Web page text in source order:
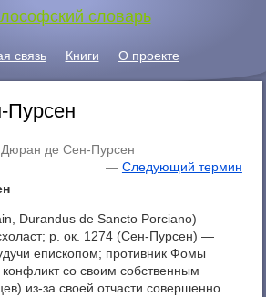
словарь
связь Книги О проекте
Дюран де Сен-Пурсен
— Следующий термин
Durandus de Sancto Porciano) —
p. ок. 1274 (Сен-Пурсен) —
епископом; противник Фомы
конфликт со своим собственным
из-за своей отчасти совершенно